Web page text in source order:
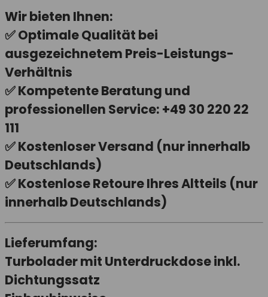
Wir bieten Ihnen:
✅ Optimale Qualität bei
ausgezeichnetem Preis-Leistungs-
Verhältnis
✅ Kompetente Beratung und
professionellen Service: +49 30 220 22
111
✅ Kostenloser Versand (nur innerhalb
Deutschlands)
✅ Kostenlose Retoure Ihres Altteils (nur
innerhalb Deutschlands)
Lieferumfang:
Turbolader mit Unterdruckdose inkl.
Dichtungssatz